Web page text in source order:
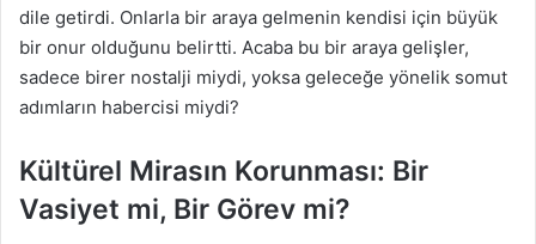
dile getirdi. Onlarla bir araya gelmenin kendisi için büyük
bir onur olduğunu belirtti. Acaba bu bir araya gelişler,
sadece birer nostalji miydi, yoksa geleceğe yönelik somut
adımların habercisi miydi?
Kültürel Mirasın Korunması: Bir
Vasiyet mi, Bir Görev mi?